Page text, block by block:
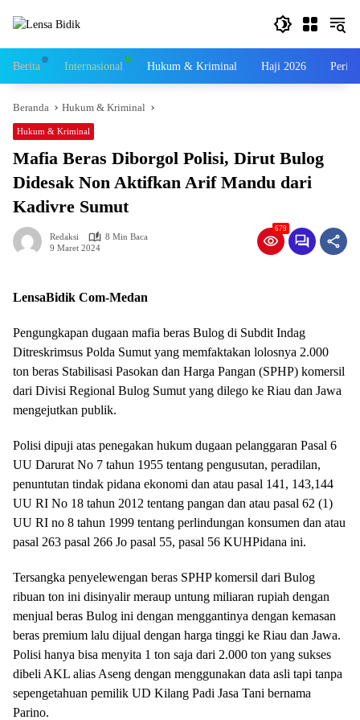
Berita Internasional Hukum & Kriminal Haji 2026
Beranda Hukum & Kriminal
Hukum & Kriminal
Mafia Beras Diborgol Polisi, Dirut Bulog
Didesak Non Aktifkan Arif Mandu dari
Kadivre Sumut
Redaksi
8 Min Baca
9 Maret 2024
679
LensaBidik Com-Medan
Pengungkapan dugaan mafia beras Bulog di Subdit Indag
Ditreskrimsus Polda Sumut yang memfaktakan lolosnya 2.000
ton beras Stabilisasi Pasokan dan Harga Pangan (SPHP) komersil
dari Divisi Regional Bulog Sumut yang dilego ke Riau dan Jawa
mengejutkan publik.
Polisi dipuji atas penegakan hukum dugaan pelanggaran Pasal 6
UU Darurat No 7 tahun 1955 tentang pengusutan, peradilan,
penuntutan tindak pidana ekonomi dan atau pasal 141, 143,144
UU RI No 18 tahun 2012 tentang pangan dan atau pasal 62 (1)
UU RI no 8 tahun 1999 tentang perlindungan konsumen dan atau
pasal 263 pasal 266 Jo pasal 55, pasal 56 KUHPidana ini.
Tersangka penyelewengan beras SPHP komersil dari Bulog
ribuan ton ini disinyalir meraup untung miliaran rupiah dengan
menjual beras Bulog ini dengan menggantinya dengan kemasan
beras premium lalu dijual dengan harga tinggi ke Riau dan Jawa.
Polisi hanya bisa menyita 1 ton saja dari 2.000 ton yang sukses
dibeli AKL alias Aseng dengan menggunakan data asli tapi tanpa
sepengetahuan pemilik UD Kilang Padi Jasa Tani bernama
Parino.